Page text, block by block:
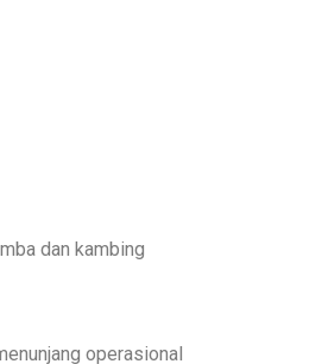
dan kambing
operasional